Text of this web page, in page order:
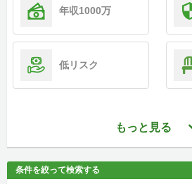
年収1000万
低リスク
もっと見る
条件を絞って検索する